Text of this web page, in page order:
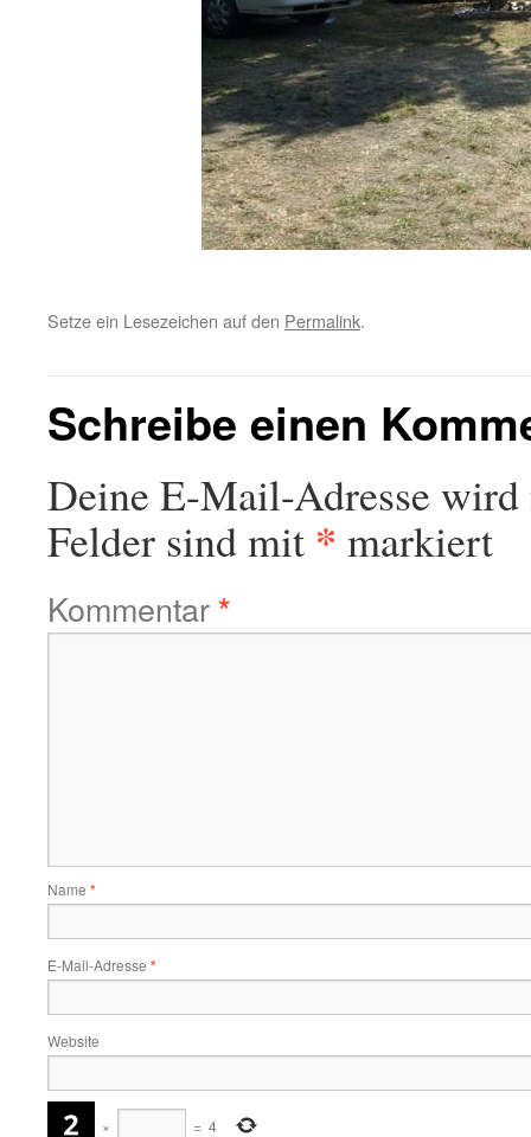
Setze ein Lesezeichen auf den Permalink.
Schreibe einen
Deine E-Mail-Adresse
Felder sind mit * markiert
Kommentar*
Name *
E-Mail-Adresse *
Website
× = 4